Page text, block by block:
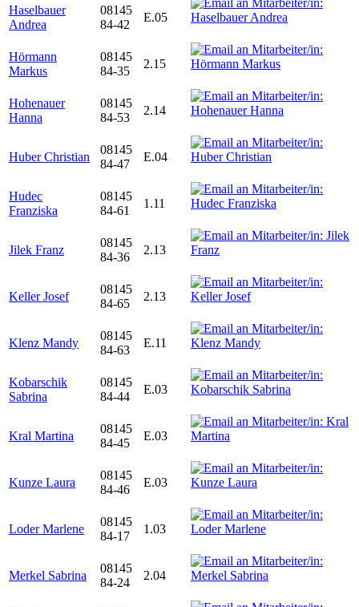
Haselbauer
Andrea
08145
84-42
E.05
Hörmann
Markus
08145
84-35
2.15
Hohenauer
Hanna
08145
84-53
2.14
Huber Christian
08145
84-47
E.04
Hudec
Franziska
08145
84-61
1.11
Jilek Franz
08145
84-36
2.13
Keller Josef
08145
84-65
2.13
Klenz Mandy
08145
84-63
E.11
Kobarschik
Sabrina
08145
84-44
E.03
Kral Martina
08145
84-45
E.03
Kunze Laura
08145
84-46
E.03
Loder Marlene
08145
84-17
1.03
Merkel Sabrina
08145
84-24
2.04